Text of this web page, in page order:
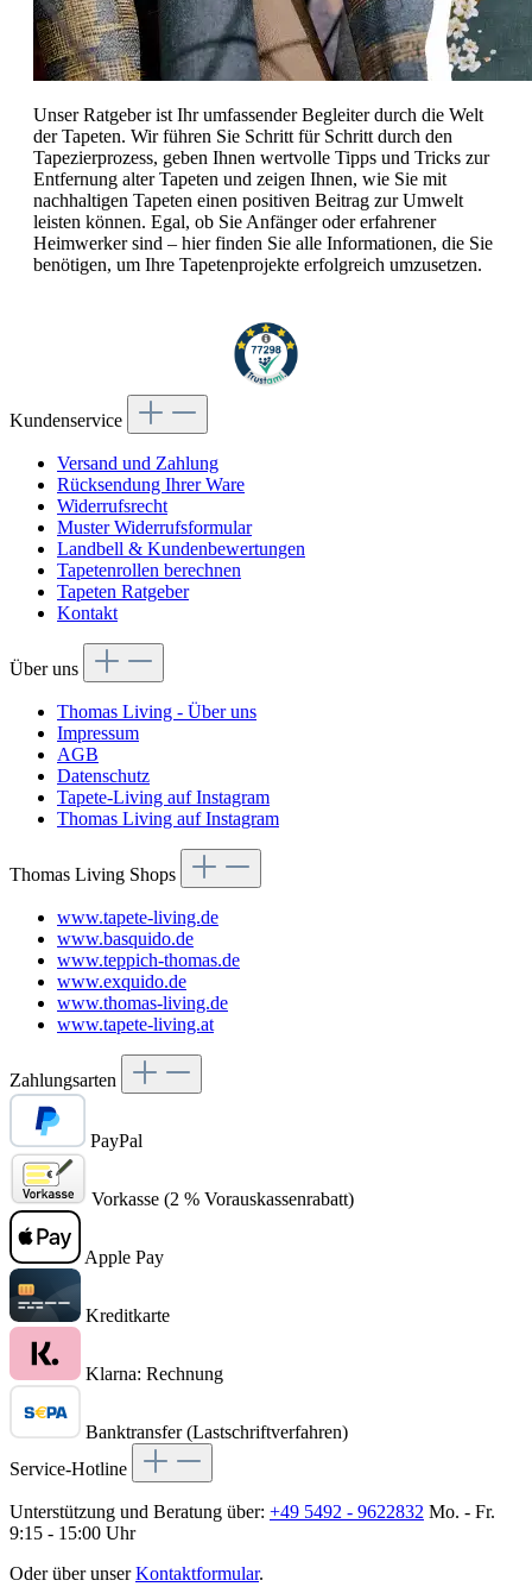
Unser Ratgeber ist Ihr umfassender Begleiter durch die Welt
der Tapeten. Wir führen Sie Schritt für Schritt durch den
Tapezierprozess, geben Ihnen wertvolle Tipps und Tricks zur
Entfernung alter Tapeten und zeigen Ihnen, wie Sie mit
nachhaltigen Tapeten einen positiven Beitrag zur Umwelt
leisten können. Egal, ob Sie Anfänger oder erfahrener
Heimwerker sind – hier finden Sie alle Informationen, die Sie
benötigen, um Ihre Tapetenprojekte erfolgreich umzusetzen.
Kundenservice
Versand und Zahlung
Rücksendung Ihrer Ware
Widerrufsrecht
Muster Widerrufsformular
Landbell & Kundenbewertungen
Tapetenrollen berechnen
Tapeten Ratgeber
Kontakt
Über uns
Thomas Living - Über uns
Impressum
AGB
Datenschutz
Tapete-Living auf Instagram
Thomas Living auf Instagram
Thomas Living Shops
www.tapete-living.de
www.basquido.de
www.teppich-thomas.de
www.exquido.de
www.thomas-living.de
www.tapete-living.at
Zahlungsarten
PayPal
Vorkasse (2 % Vorauskassenrabatt)
Apple Pay
Kreditkarte
Klarna: Rechnung
Banktransfer (Lastschriftverfahren)
Service-Hotline
Unterstützung und Beratung über: +49 5492 - 9622832 Mo. - Fr.
9:15 - 15:00 Uhr
Oder über unserKontaktformular.